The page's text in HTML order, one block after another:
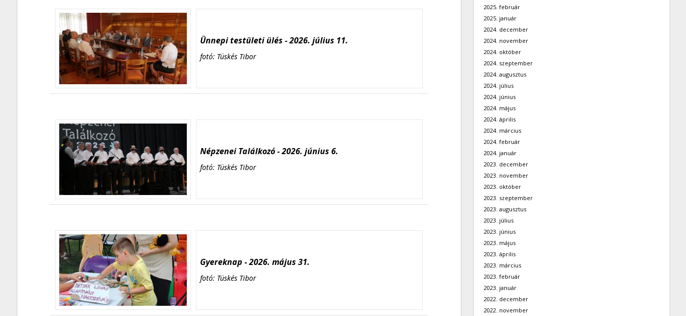
Ünnepi testületi ülés - 2026. július 11.
fotó: Tüskés Tibor
Népzenei Találkozó - 2026. június 6.
fotó: Tüskés Tibor
Gyereknap - 2026. május 31.
fotó: Tüskés Tibor
2025. február
2025. január
2024. december
2024. november
2024. október
2024. szeptember
2024. augusztus
2024. július
2024. június
2024. május
2024. április
2024. március
2024. február
2024. január
2023. december
2023. november
2023. október
2023. szeptember
2023. augusztus
2023. július
2023. június
2023. május
2023. április
2023. március
2023. február
2023. január
2022. december
2022. november